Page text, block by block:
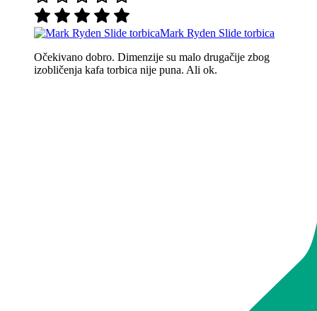
Mark Ryden Slide torbica
Očekivano dobro. Dimenzije su malo drugačije zbog
izobličenja kafa torbica nije puna. Ali ok.